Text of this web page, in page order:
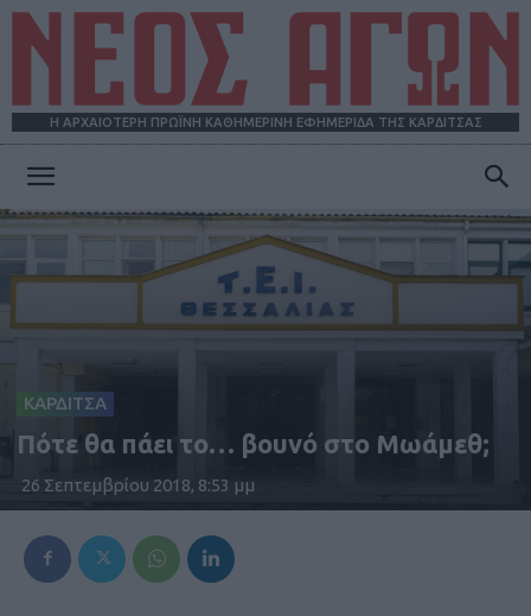
Η ΑΡΧΑΙΟΤΕΡΗ ΠΡΩΪΝΗ ΚΑΘΗΜΕΡΙΝΗ ΕΦΗΜΕΡΙΔΑ ΤΗΣ ΚΑΡΔΙΤΣΑΣ
ΑΓΩΝ
ΚΑΡΔΙΤΣΑ
Πότε θα πάει το… βουνό στο Μωάμεθ;
26 Σεπτεμβρίου 2018, 8:53 μμ